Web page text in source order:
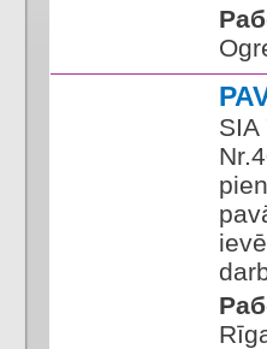
SIA